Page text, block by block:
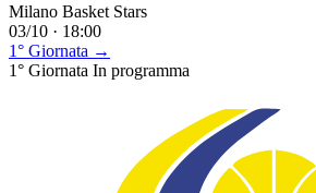
Milano Basket Stars
03/10 · 18:00
1° Giornata →
1° Giornata In programma